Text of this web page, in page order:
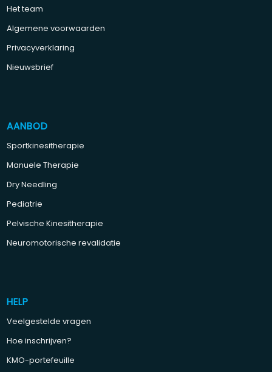
Het team
Algemene voorwaarden
Privacyverklaring
Nieuwsbrief
AANBOD
Sportkinesitherapie
Manuele Therapie
Dry Needling
Pediatrie
Pelvische Kinesitherapie
Neuromotorische revalidatie
HELP
Veelgestelde vragen
Hoe inschrijven?
KMO-portefeuille